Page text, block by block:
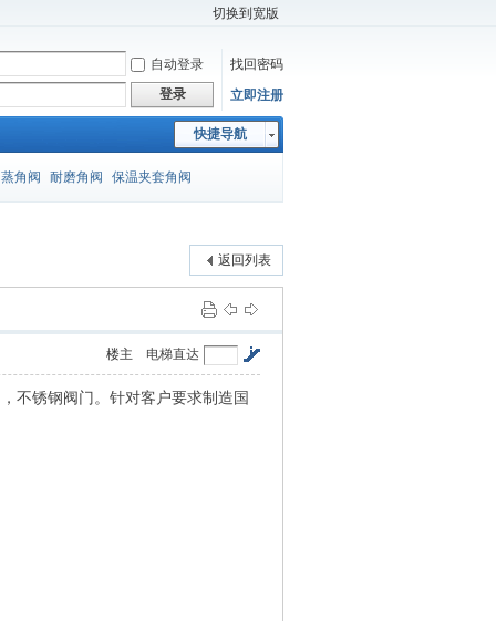
切换到宽版
自动登录
找回密码
登录 立即注册
快捷导航
角阀 耐磨角阀 保温夹套角阀
返回列表
电梯直达
楼主
不锈钢阀门。针对客户要求制造国